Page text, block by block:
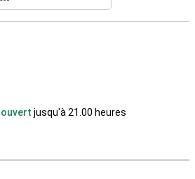
ouvert jusqu'à 21.00 heures